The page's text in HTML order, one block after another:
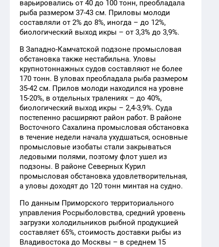
варьировались от 40 до 100 тонн, преобладала
рыба размером 37-43 см. Приловы молоди
составляли от 2% до 8%, иногда – до 12%,
биологический выход икры – от 3,3% до 3,9%.
В Западно-Камчатской подзоне промысловая
обстановка также нестабильна. Уловы
крупнотоннажных судов составляют не более
170 тонн. В уловах преобладала рыба размером
35-42 см. Прилов молоди находился на уровне
15-20%, в отдельных тралениях – до 40%,
биологический выход икры – 2,4-3,9%. Суда
постепенно расширяют район работ. В районе
Восточного Сахалина промысловая обстановка
в течение недели начала ухудшаться, основные
промысловые изобаты стали закрываться
ледовыми полями, поэтому флот ушел из
подзоны. В районе Северных Курил
промысловая обстановка удовлетворительная,
а уловы доходят до 120 тонн минтая на судно.
По данным Приморского территориального
управления Росрыболовства, средний уровень
загрузки холодильников рыбной продукцией
составляет 65%, стоимость доставки рыбы из
Владивостока до Москвы – в среднем 15